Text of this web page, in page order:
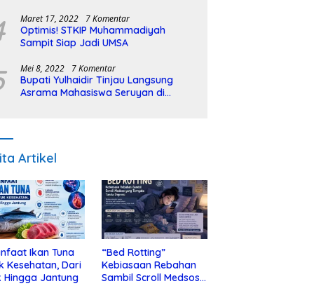
Maret 17, 2022 7 Komentar
Optimis! STKIP Muhammadiyah
Sampit Siap Jadi UMSA
Mei 8, 2022 7 Komentar
Bupati Yulhaidir Tinjau Langsung
Asrama Mahasiswa Seruyan di
Artikel
Ikan Tuna
Kesehatan, Dari
Hingga Jantung
“Bed Rotting”
Kebiasaan Rebahan
Sambil Scroll Medsos